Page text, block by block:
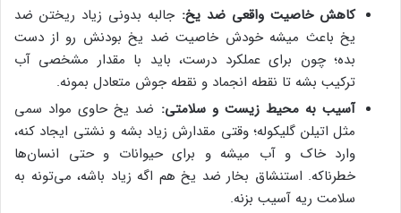
کاهش خاصیت واقعی ضد یخ: جالبه بدونی زیاد ریختن ضد
یخ باعث میشه خودش خاصیت ضد یخ بودنش رو از دست
بده؛ چون برای عملکرد درست، باید با مقدار مشخصی آب
ترکیب بشه تا نقطه انجماد و نقطه جوش متعادل بمونه.
آسیب به محیط زیست و سلامتی: ضد یخ حاوی مواد سمی
مثل اتیلن گلیکوله؛ وقتی مقدارش زیاد بشه و نشتی ایجاد کنه،
وارد خاک و آب میشه و برای حیوانات و حتی انسان‌ها
خطرناکه. استنشاق بخار ضد یخ هم اگه زیاد باشه، می‌تونه به
سلامت ریه آسیب بزنه.